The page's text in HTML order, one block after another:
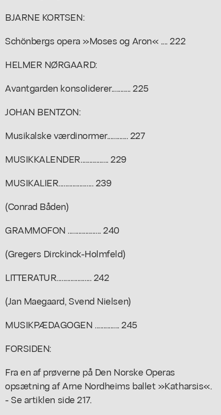
BJARNE KORTSEN:
Schönbergs opera »Moses og Aron« .... 222
HELMER NØRGAARD:
Avantgarden konsoliderer........... 225
JOHAN BENTZON:
Musikalske værdinormer............ 227
MUSIKKALENDER................ 229
MUSIKALIER.................... 239
(Conrad Båden)
GRAMMOFON ................... 240
(Gregers Dirckinck-Holmfeld)
LITTERATUR.................... 242
(Jan Maegaard, Svend Nielsen)
MUSIKPÆDAGOGEN .............. 245
FORSIDEN:
Fra en af prøverne på Den Norske Operas
opsætning af Arne Nordheims ballet »Katharsis«.
- Se artiklen side 217.